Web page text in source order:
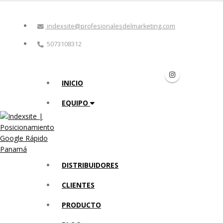
indexsite@profesionalesdelmarketing.com
5073108312
INICIO
EQUIPO
DISTRIBUIDORES
CLIENTES
PRODUCTO